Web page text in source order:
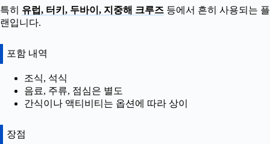
특히 유럽, 터키, 두바이, 지중해 크루즈 등에서 흔히 사용되는 플
랜입니다.
포함 내역
조식, 석식
음료, 주류, 점심은 별도
간식이나 액티비티는 옵션에 따라 상이
장점